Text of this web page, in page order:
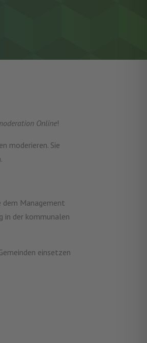
Online!
moderieren. Sie
dem Management
in der kommunalen
einsetzen